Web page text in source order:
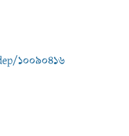
10090416